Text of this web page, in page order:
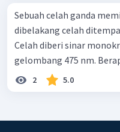
Sebuah celah ganda
dibelakang celah
Celah diberi sinar
gelombang 475 nm.
2 5.0